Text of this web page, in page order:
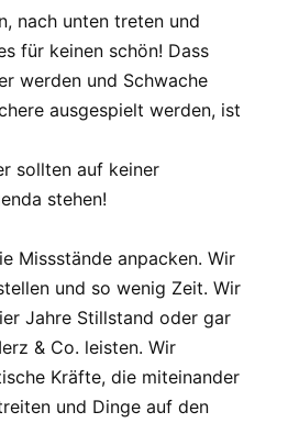
nach unten treten und
für keinen schön! Dass
werden und Schwache
ausgespielt werden, ist
sollten auf keiner
stehen!
Missstände anpacken. Wir
und so wenig Zeit. Wir
Jahre Stillstand oder gar
& Co. leisten. Wir
Kräfte, die miteinander
und Dinge auf den